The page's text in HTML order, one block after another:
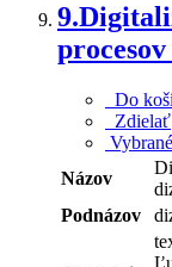
9.
Do
Zdielať
Názov
Podnázov